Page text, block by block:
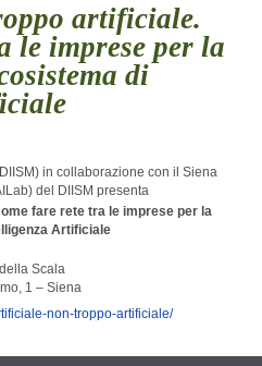
artificiale.
le imprese per la
di
in collaborazione con il Siena
del DIISM presenta
fare rete tra le imprese per la
Artificiale
Scala
1 – Siena
non-troppo-artificiale/